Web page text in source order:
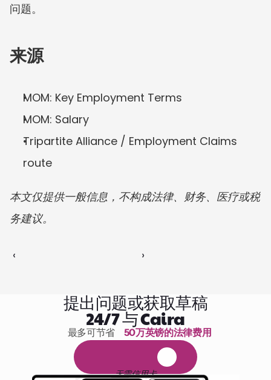
问题。
来源
MOM: Key Employment Terms
MOM: Salary
Tripartite Alliance / Employment Claims
route
本文仅提供一般信息，不构成法律、财务、医疗或税
务建议。
‹ ›
提出问题或获取草稿
24/7 与 Caira
1,000小时的阅读
最多可节省 50万英镑的法律费用
无需信用卡